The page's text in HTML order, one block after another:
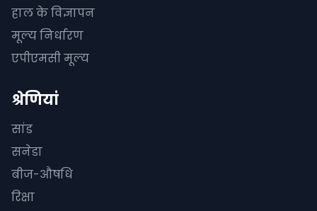
हाल के विज्ञापन
मूल्य निर्धारण
एपीएमसी मूल्य
श्रेणियां
सांड
सनेडा
बीज-औषधि
रिक्षा